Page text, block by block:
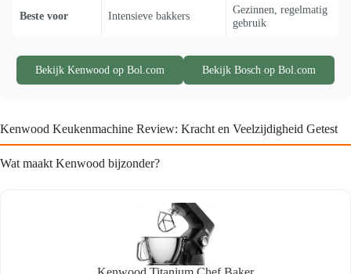
Beste voor Intensieve bakkers
Gezinnen, regelmatig
gebruik
Bekijk Kenwood op Bol.com Bekijk Bosch op Bol.com
Kenwood Keukenmachine Review: Kracht en Veelzijdigheid Getest
Wat maakt Kenwood bijzonder?